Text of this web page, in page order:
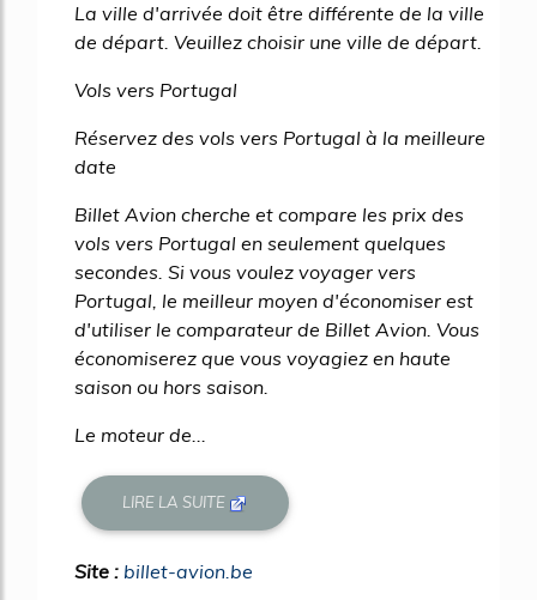
La ville d'arrivée doit être différente de la ville
de départ. Veuillez choisir une ville de départ.
Vols vers Portugal
Réservez des vols vers Portugal à la meilleure
date
Billet Avion cherche et compare les prix des
vols vers Portugal en seulement quelques
secondes. Si vous voulez voyager vers
Portugal, le meilleur moyen d'économiser est
d'utiliser le comparateur de Billet Avion. Vous
économiserez que vous voyagiez en haute
saison ou hors saison.
Le moteur de...
LIRE LA SUITE
Site : billet-avion.be